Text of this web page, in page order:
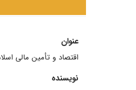
عنوان
اقتصاد و تأمین مالی
نویسنده